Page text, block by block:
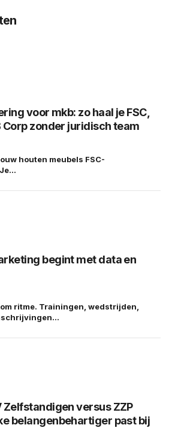
voor mkb: zo haal je FSC,
Corp zonder juridisch team
houten meubels FSC-
begint met data en
ritme. Trainingen, wedstrijden,
Zelfstandigen versus ZZP
belangenbehartiger past bij